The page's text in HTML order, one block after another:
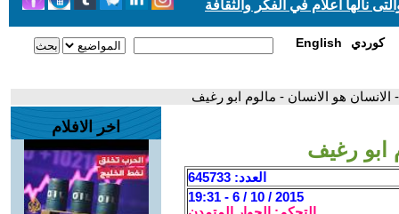
نالها أعلام في الفكر والثقافة
English كوردي
- الانسان هو الانسان - مالوم ابو رغيف
ابو رغيف
العدد: 645733
2015 / 10 / 6 - 19:31
اخر الافلام